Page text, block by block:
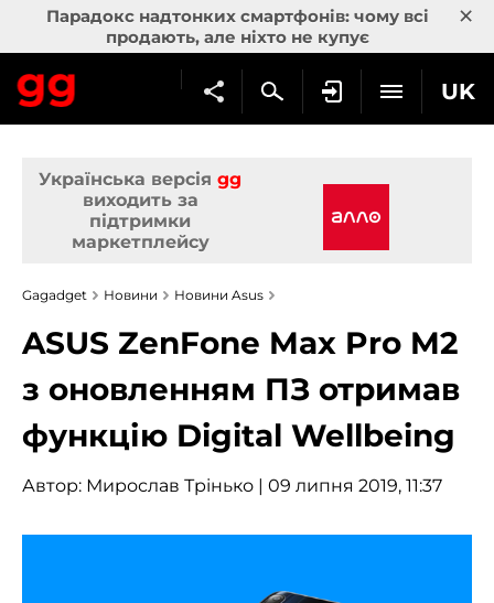
Парадокс надтонких смартфонів: чому всі
продають, але ніхто не купує
×
UK
Українська версія gg
виходить за
підтримки
маркетплейсу
Gagadget Новини Новини Asus
ASUS ZenFone Max Pro M2
з оновленням ПЗ отримав
функцію Digital Wellbeing
Автор: Мирослав Трінько | 09 липня 2019, 11:37